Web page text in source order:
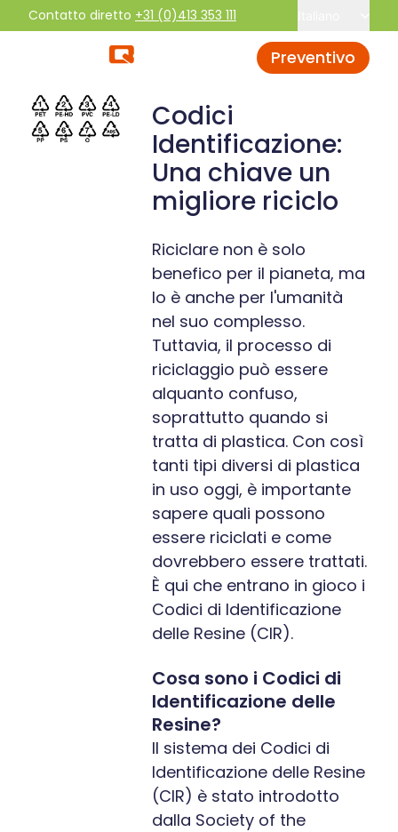
Contatto diretto +31 (0)413 353 111
Preventivo
Codici
Identificazione:
Una chiave un
migliore riciclo
Riciclare non è solo
benefico per il pianeta, ma
lo è anche per l'umanità
nel suo complesso.
Tuttavia, il processo di
riciclaggio può essere
alquanto confuso,
soprattutto quando si
tratta di plastica. Con così
tanti tipi diversi di plastica
in uso oggi, è importante
sapere quali possono
essere riciclati e come
dovrebbero essere trattati.
È qui che entrano in gioco i
Codici di Identificazione
delle Resine (CIR).
Cosa sono i Codici di
Identificazione delle
Resine?
Il sistema dei Codici di
Identificazione delle Resine
(CIR) è stato introdotto
dalla Society of the